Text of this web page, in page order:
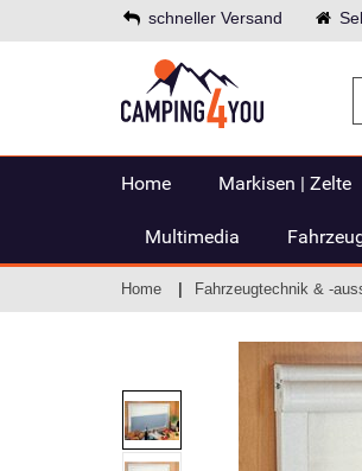
schneller Versand
Home Markisen | Zelte
Multimedia
Home Fahrzeugtechnik & -